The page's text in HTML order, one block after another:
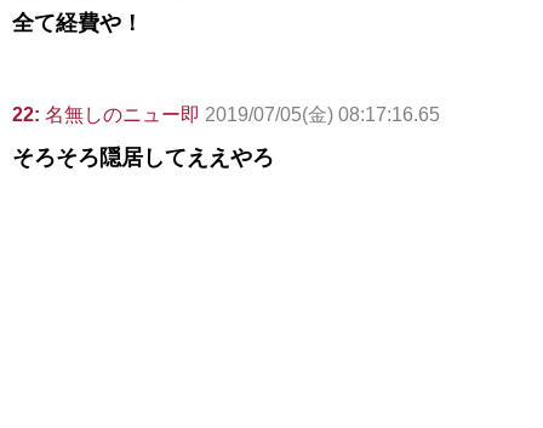
全て経費や！
22: 名無しのニュー即 2019/07/05(金) 08:17:16.65
そろそろ隠居してええやろ